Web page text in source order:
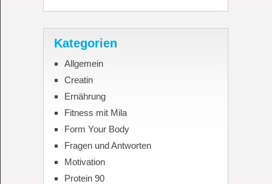
Kategorien
Allgemein
Creatin
Ernährung
Fitness mit Mila
Form Your Body
Fragen und Antworten
Motivation
Protein 90